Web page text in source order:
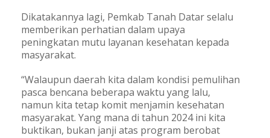
Dikatakannya lagi, Pemkab Tanah Datar selalu
memberikan perhatian dalam upaya
peningkatan mutu layanan kesehatan kepada
masyarakat.
“Walaupun daerah kita dalam kondisi pemulihan
pasca bencana beberapa waktu yang lalu,
namun kita tetap komit menjamin kesehatan
masyarakat. Yang mana di tahun 2024 ini kita
buktikan, bukan janji atas program berobat